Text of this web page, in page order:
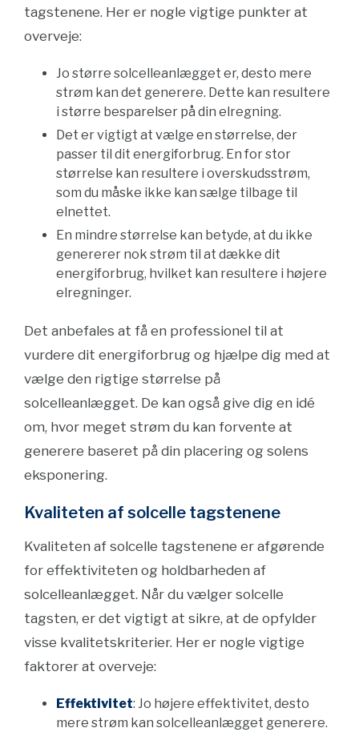
tagstenene. Her er nogle vigtige punkter at
overveje:
Jo større solcelleanlægget er, desto mere
strøm kan det generere. Dette kan resultere
i større besparelser på din elregning.
Det er vigtigt at vælge en størrelse, der
passer til dit energiforbrug. En for stor
størrelse kan resultere i overskudsstrøm,
som du måske ikke kan sælge tilbage til
elnettet.
En mindre størrelse kan betyde, at du ikke
genererer nok strøm til at dække dit
energiforbrug, hvilket kan resultere i højere
elregninger.
Det anbefales at få en professionel til at
vurdere dit energiforbrug og hjælpe dig med at
vælge den rigtige størrelse på
solcelleanlægget. De kan også give dig en idé
om, hvor meget strøm du kan forvente at
generere baseret på din placering og solens
eksponering.
Kvaliteten af solcelle tagstenene
Kvaliteten af solcelle tagstenene er afgørende
for effektiviteten og holdbarheden af
solcelleanlægget. Når du vælger solcelle
tagsten, er det vigtigt at sikre, at de opfylder
visse kvalitetskriterier. Her er nogle vigtige
faktorer at overveje:
Effektivitet: Jo højere effektivitet, desto
mere strøm kan solcelleanlægget generere.